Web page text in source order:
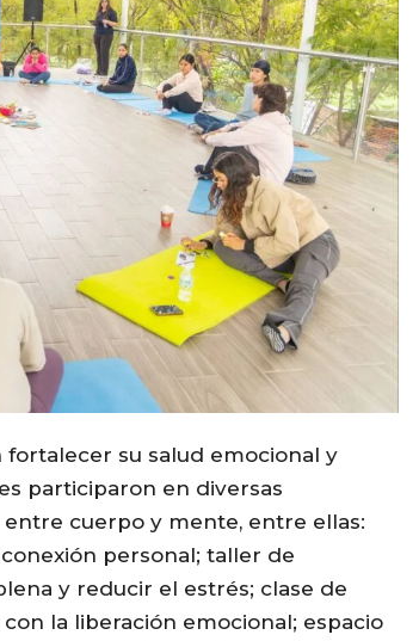
su salud emocional y
participaron en diversas
cuerpo y mente, entre ellas:
personal; taller de
y reducir el estrés; clase de
la liberación emocional; espacio